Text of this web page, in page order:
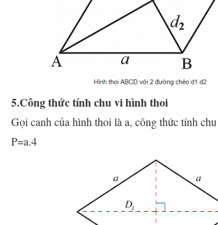
5.Công thức tính chu vi hình thoi
Gọi canh của hình thoi là a, công thức tính
P=a.4